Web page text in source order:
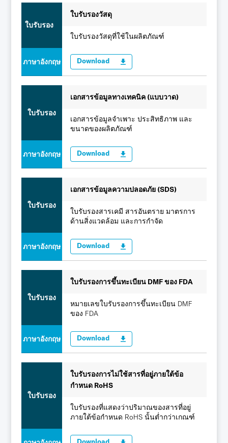
ใบรับรอง
ใบรับรองวัสดุ
ใบรับรองวัสดุที่ใช้ในผลิตภัณฑ์
ภาษาอังกฤษ Download
ใบรับรอง
เอกสารข้อมูลทางเทคนิค (แบบวาด)
เอกสารข้อมูลจำเพาะ ประสิทธิภาพ และ
ขนาดของผลิตภัณฑ์
ภาษาอังกฤษ Download
ใบรับรอง
เอกสารข้อมูลความปลอดภัย (SDS)
ใบรับรองสารเคมี สารอันตราย มาตรการ
ด้านสิ่งแวดล้อม และการกำจัด
ภาษาอังกฤษ Download
ใบรับรอง
ใบรับรองการขึ้นทะเบียน DMF ของ FDA
หมายเลขใบรับรองการขึ้นทะเบียน DMF
ของ FDA
ภาษาอังกฤษ Download
ใบรับรอง
ใบรับรองการไม่ใช้สารที่อยู่ภายใต้ข้อ
กำหนด RoHS
ใบรับรองที่แสดงว่าปริมาณของสารที่อยู่
ภายใต้ข้อกำหนด RoHS นั้นต่ำกว่าเกณฑ์